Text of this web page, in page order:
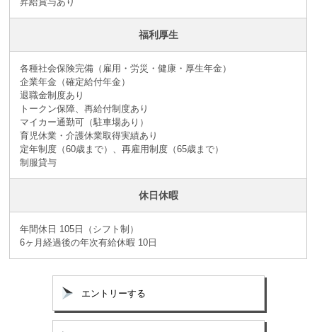
福利厚生
各種社会保険完備（雇用・労災・健康・厚生年金）
企業年金（確定給付年金）
退職金制度あり
トークン保障、再給付制度あり
マイカー通勤可（駐車場あり）
育児休業・介護休業取得実績あり
定年制度（60歳まで）、再雇用制度（65歳まで）
制服貸与
休日休暇
年間休日 105日（シフト制）
6ヶ月経過後の年次有給休暇 10日
エントリーする